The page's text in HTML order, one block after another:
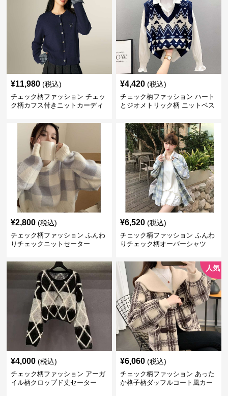
¥11,980 (税込)
チェック柄ファッション チェッ
ク柄カフス付きニットカーディ
¥4,420 (税込)
チェック柄ファッション ハート
とジオメトリック柄 ニットベス
¥2,800 (税込)
チェック柄ファッション ふんわ
りチェックニットセーター
¥6,520 (税込)
チェック柄ファッション ふんわ
りチェック柄オーバーシャツ
¥4,000 (税込)
チェック柄ファッション アーガ
イル柄クロップド丈セーター
人気
¥6,060 (税込)
チェック柄ファッション あった
か格子柄ダッフルコート風カー